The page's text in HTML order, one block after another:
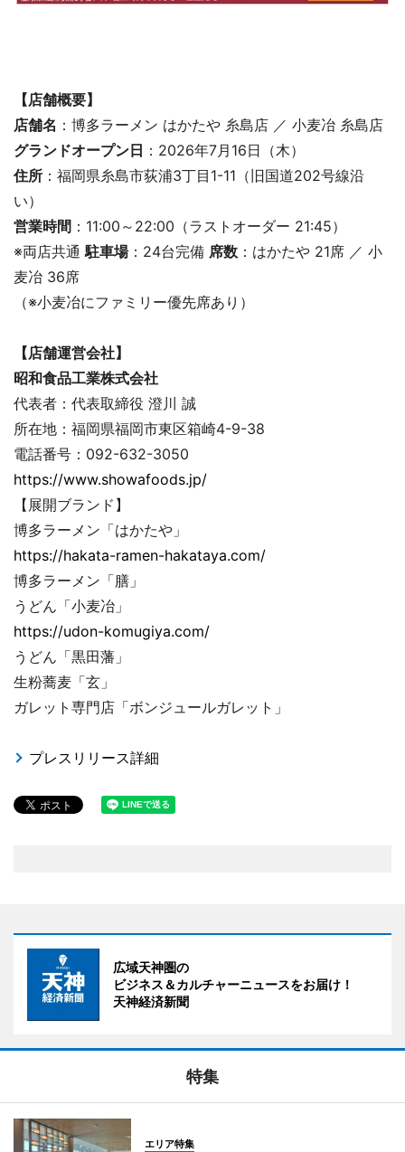
【店舗概要】
店舗名 ：博多ラーメン はかたや 糸島店 ／ 小麦冶 糸島店
グランドオープン日 ：2026年7月16日（木）
住所 ：福岡県糸島市荻浦3丁目1-11（旧国道202号線沿
い）
営業時間 ：11:00～22:00（ラストオーダー 21:45）
※両店共通駐車場：24台完備 席数 ：はかたや 21席 ／ 小
麦冶 36席
（※小麦冶にファミリー優先席あり）
【店舗運営会社】
昭和食品工業株式会社
代表者：代表取締役 澄川 誠
所在地：福岡県福岡市東区箱崎4-9-38
電話番号：092-632-3050
https://www.showafoods.jp/
【展開ブランド】
博多ラーメン「はかたや」
https://hakata-ramen-hakataya.com/
博多ラーメン「膳」
うどん「小麦冶」
https://udon-komugiya.com/
うどん「黒田藩」
生粉蕎麦「玄」
ガレット専門店「ボンジュールガレット」
プレスリリース詳細
広域天神圏の
ビジネス＆カルチャーニュースをお届け！
天神経済新聞
特集
エリア特集